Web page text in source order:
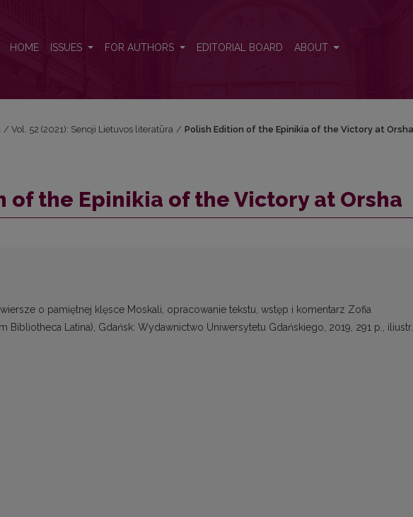
HOME ISSUES FOR AUTHORS EDITORIAL BOARD ABOUT
/ Vol. 52 (2021): Senoji Lietuvos literatūra / Polish Edition of the Epinikia of the Victory at Orsha
of the Epinikia of the Victory at Orsha
o pamiętnej klęsce Moskali, opracowanie tekstu, wstęp i komentarz Zofia
Bibliotheca Latina), Gdańsk: Wydawnictwo Uniwersytetu Gdańskiego, 2019, 291 p., iliustr.